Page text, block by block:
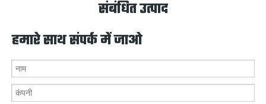
संबंधित उत्पाद
हमारे साथ संपर्क में जाओ